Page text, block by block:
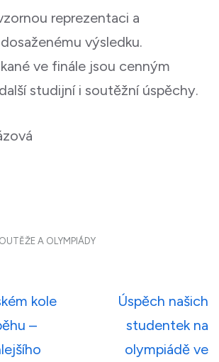
reprezentaci a
výsledku.
ve finále jsou cenným
studijní i soutěžní úspěchy.
A OLYMPIÁDY
kole
–
Úspěch našich
studentek na
olympiádě ve